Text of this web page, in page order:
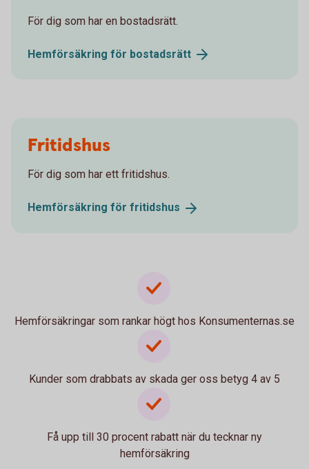
För dig som har en bostadsrätt.
Hemförsäkring för bostadsrätt
Fritidshus
För dig som har ett fritidshus.
Hemförsäkring för fritidshus
Hemförsäkringar som rankar högt hos Konsumenternas.se
Kunder som drabbats av skada ger oss betyg 4 av 5
Få upp till 30 procent rabatt när du tecknar ny
hemförsäkring